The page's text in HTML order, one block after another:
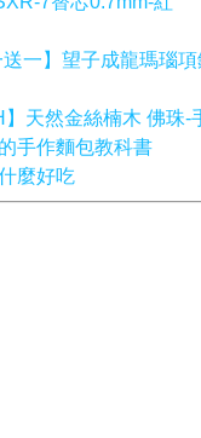
一】望子成龍瑪瑙項
】天然金絲楠木 佛珠-
手作麵包教科書
麼好吃